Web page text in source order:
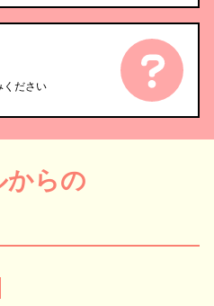
ください
からの